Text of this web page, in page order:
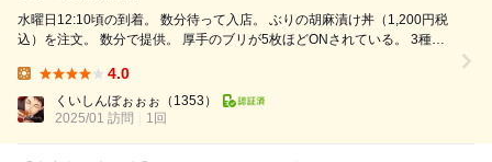
水曜日12:10頃の到着。 数分待って入店。 ぶりの胡麻漬け丼（1,200円税
込）を注文。 数分で提供。 厚手のブリが5枚ほどONされている。 3種類
4.0
くいしんぼぉぉぉ （1353）
2025/01 訪問
1回